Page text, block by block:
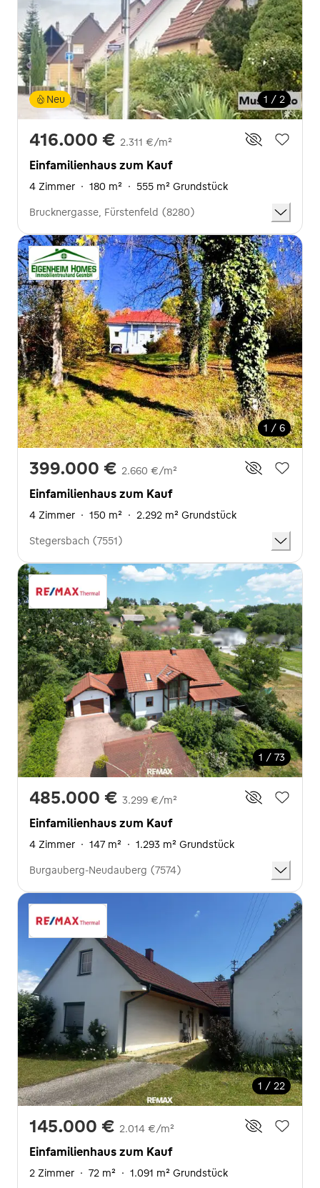
1 / 2
Neu
416.000 € 2.311 €/m²
Einfamilienhaus zum Kauf
4 Zimmer · 180 m² · 555 m² Grundstück
Brucknergasse, Fürstenfeld (8280)
1 / 6
399.000 € 2.660 €/m²
Einfamilienhaus zum Kauf
4 Zimmer · 150 m² · 2.292 m² Grundstück
Stegersbach (7551)
1 / 73
485.000 € 3.299 €/m²
Einfamilienhaus zum Kauf
4 Zimmer · 147 m² · 1.293 m² Grundstück
Burgauberg-Neudauberg (7574)
1 / 22
145.000 € 2.014 €/m²
Einfamilienhaus zum Kauf
2 Zimmer · 72 m² · 1.091 m² Grundstück